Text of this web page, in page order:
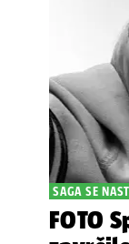
SAGA SE
FOTO